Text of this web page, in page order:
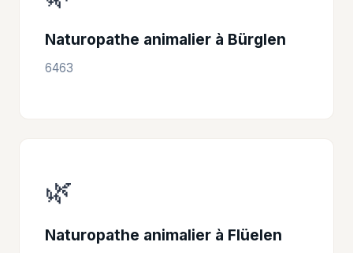
Naturopathe animalier à Bürglen
6463
🌿
Naturopathe animalier à Flüelen